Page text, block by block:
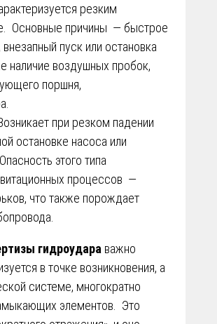
резким
Основные причины — быстрое
пуск или остановка
наличие воздушных пробок,
поршня,
при резком падении
остановке насоса или
этого типа
процессов —
что также порождает
гидроудара важно
в точке возникновения, а
системе, многократно
элементов. Это